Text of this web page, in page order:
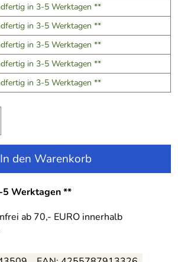
in 3-5 Werktagen **
in 3-5 Werktagen **
in 3-5 Werktagen **
in 3-5 Werktagen **
in 3-5 Werktagen **
In den Warenkorb
Werktagen **
ab 70,- EURO innerhalb